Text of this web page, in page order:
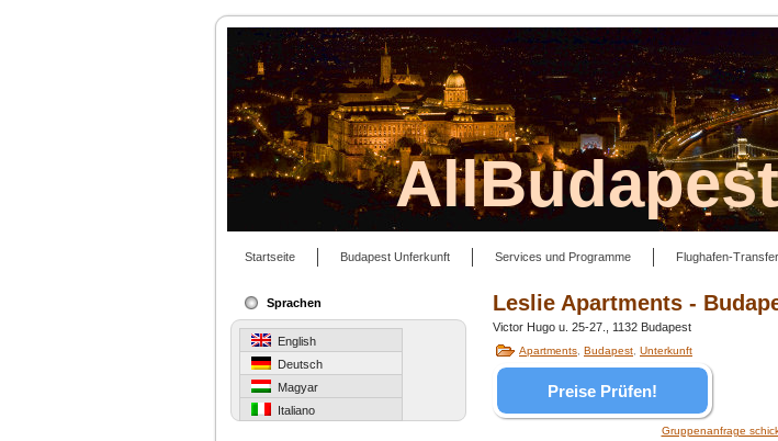
Startseite Budapest Unferkunft Services und Programme Flughafen-Transfer
Sprachen
English
Deutsch
Magyar
Italiano
Leslie Apartments -
Victor Hugo u. 25-27., 1132 Budapest
Apartments Budapest Unterkunft
Preise Prüfen!
Gruppenanfrage